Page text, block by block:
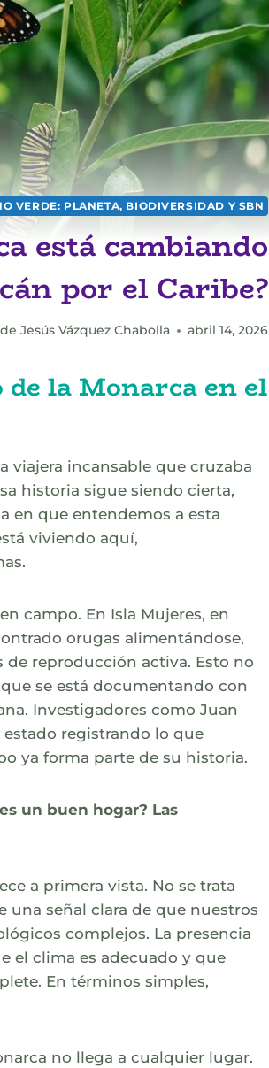
VERDE: PLANETA, BIODIVERSIDAD Y SBN
está cambiando
por el Caribe?
Jesús Vázquez Chabolla abril 14, 2026
la Monarca en el
viajera incansable que cruzaba
historia sigue siendo cierta,
en que entendemos a esta
viviendo aquí,
campo. En Isla Mujeres, en
orugas alimentándose,
reproducción activa. Esto no
se está documentando con
Investigadores como Juan
registrando lo que
ya forma parte de su historia.
un buen hogar? Las
a primera vista. No se trata
una señal clara de que nuestros
complejos. La presencia
el clima es adecuado y que
En términos simples,
no llega a cualquier lugar.